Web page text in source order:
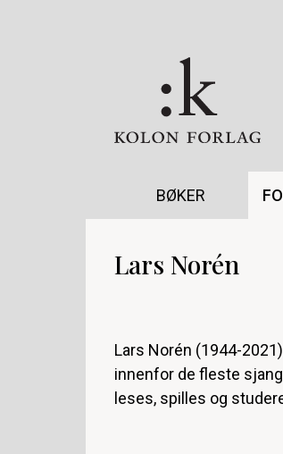
BØKER
Lars Norén
Lars Norén (1944-
innenfor de fleste
leses, spilles og